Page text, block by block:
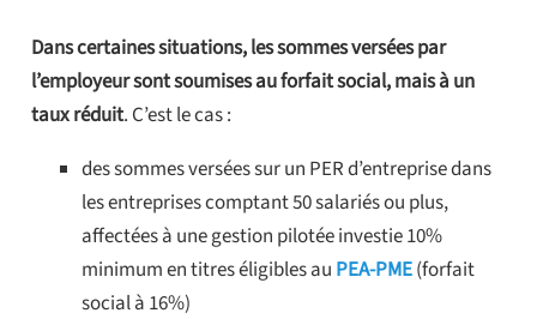
Dans certaines situations, les sommes versées par
l’employeur sont soumises au forfait social, mais à un
taux réduit. C’est le cas :
des sommes versées sur un PER d’entreprise dans
les entreprises comptant 50 salariés ou plus,
affectées à une gestion pilotée investie 10%
minimum en titres éligibles au PEA-PME(forfait
social à 16%)